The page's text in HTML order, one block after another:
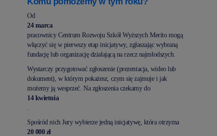
Od
24 marca
pracownicy Centrum Rozwoju Szkół Wyższych Merito mogą
włączyć się w pierwszy etap inicjatywy, zgłaszając wybraną
fundację lub organizację działającą na rzecz najmłodszych.
Wystarczy przygotować zgłoszenie (prezentacja, wideo lub
dokument), w którym pokażesz, czym się zajmuje i jak
możemy ją wesprzeć. Na zgłoszenia czekamy do
14 kwietnia
Spośród nich Jury wybierze jedną inicjatywę, która otrzyma
20 000 zł